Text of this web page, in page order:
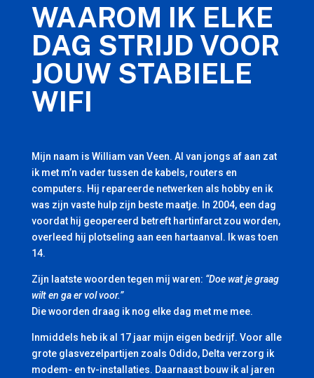
WAAROM IK ELKE
DAG STRIJD VOOR
JOUW STABIELE
WIFI
Mijn naam is William van Veen. Al van jongs af aan zat
ik met m’n vader tussen de kabels, routers en
computers. Hij repareerde netwerken als hobby en ik
was zijn vaste hulp zijn beste maatje. In 2004, een dag
voordat hij geopereerd betreft hartinfarct zou worden,
overleed hij plotseling aan een hartaanval. Ik was toen
14.
Zijn laatste woorden tegen mij waren: “Doe wat je graag
wilt en ga er vol voor.”
Die woorden draag ik nog elke dag met me mee.
Inmiddels heb ik al 17 jaar mijn eigen bedrijf. Voor alle
grote glasvezelpartijen zoals Odido, Delta verzorg ik
modem- en tv-installaties. Daarnaast bouw ik al jaren